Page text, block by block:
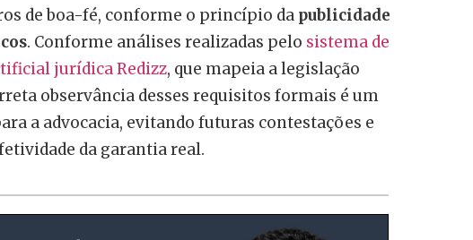
de boa-fé, conforme o princípio da publicidade
. Conforme análises realizadas pelo sistema de
jurídica Redizz, que mapeia a legislação
observância desses requisitos formais é um
a advocacia, evitando futuras contestações e
da garantia real.